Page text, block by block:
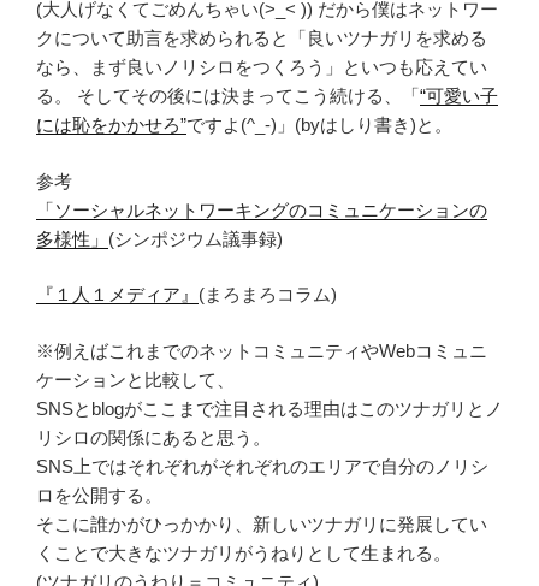
(大人げなくてごめんちゃい(>_< )) だから僕はネットワー
クについて助言を求められると「良いツナガリを求める
なら、まず良いノリシロをつくろう」といつも応えてい
る。 そしてその後には決まってこう続ける、「“可愛い子
には恥をかかせろ”ですよ(^_-)」(byはしり書き)と。
参考
「ソーシャルネットワーキングのコミュニケーションの
多様性」 (シンポジウム議事録)
『１人１メディア』 (まろまろコラム)
※例えばこれまでのネットコミュニティやWebコミュニ
ケーションと比較して、
SNSとblogがここまで注目される理由はこのツナガリとノ
リシロの関係にあると思う。
SNS上ではそれぞれがそれぞれのエリアで自分のノリシ
ロを公開する。
そこに誰かがひっかかり、新しいツナガリに発展してい
くことで大きなツナガリがうねりとして生まれる。
(ツナガリのうねり＝コミュニティ)